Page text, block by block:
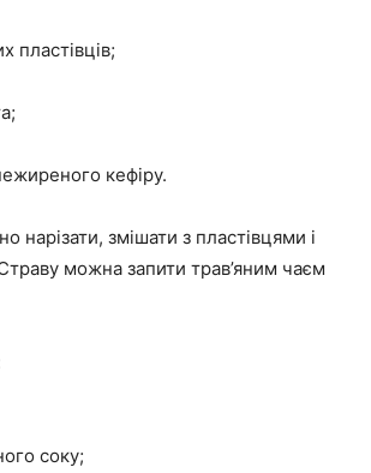
пластівців;
кефіру.
нарізати, змішати з пластівцями і
можна запити трав’яним чаєм
соку;